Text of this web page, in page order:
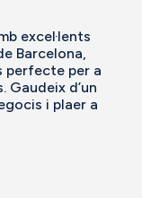
excel·lents
Barcelona,
perfecte per a
Gaudeix d’un
i plaer a